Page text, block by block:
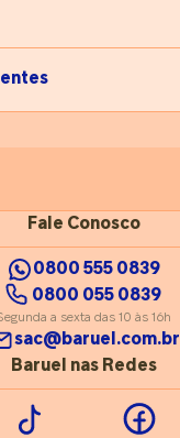
Fale Conosco
0800 555 0839
0800 055 0839
a sexta das 10 às 16h
sac@baruel.com.br
Baruel nas Redes